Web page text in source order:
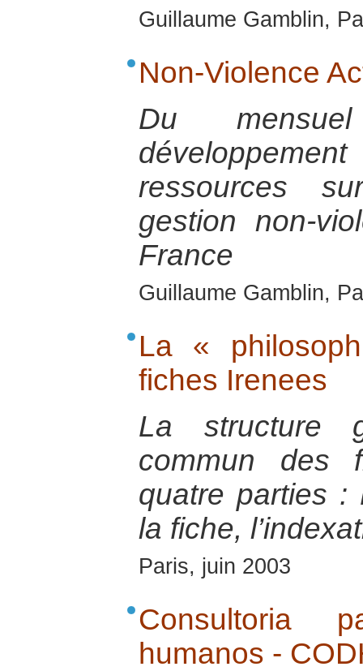
Guillaume Gamblin,
Non-Violence
Du
ressources
gestion non-
France
Guillaume Gamblin,
La «
fiches Irenees
La structure
commun des
quatre parties :
la fiche,
Paris, juin 2003
Consultoria
humanos -